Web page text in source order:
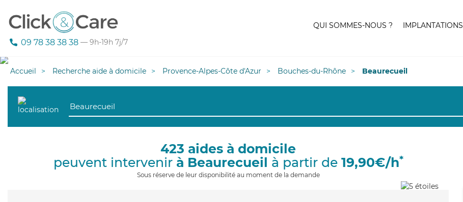
09 78 38 38 38 — 9h-19h 7j/7
QUI SOMMES-NOUS ? IMPLANTATIONS
Accueil Recherche aide à domicile Provence-Alpes-Côte d'Azur Bouches-du-Rhône Beaurecueil
423 aides à domicile
peuvent intervenir à Beaurecueil à partir de 19,90€/h*
Sous réserve de leur disponibilité au moment de la demande